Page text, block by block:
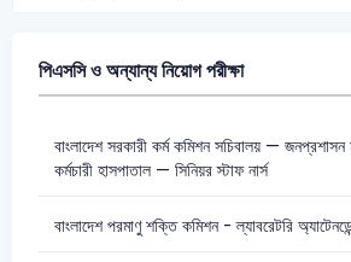
পিএসসি ও অন্যান্য নিয়োগ পরীক্ষা
বাংলাদেশ সরকারী কর্ম কমিশন সচিবালয় —
কর্মচারী হাসপাতাল — সিনিয়র স্টাফ নার্স
বাংলাদেশ পরমাণু শক্তি কমিশন - ল্যাবরেটরি